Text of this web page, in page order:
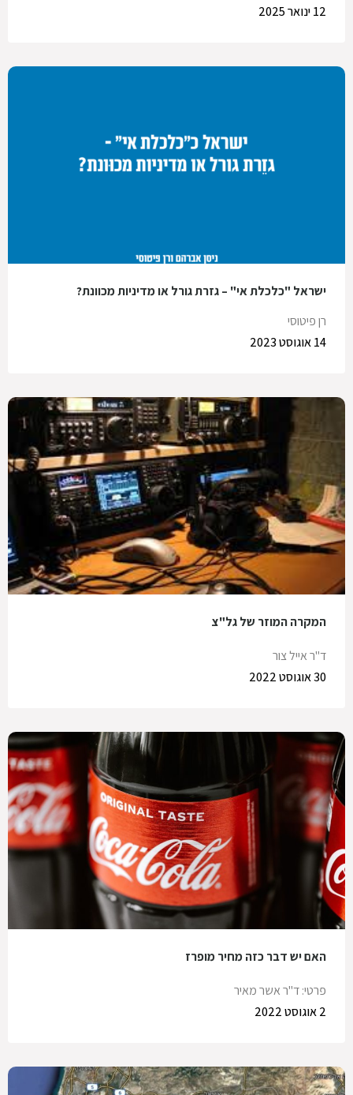
12 ינואר 2025
ישראל "כלכלת אי" – גזרת גורל או מדיניות מכוונת?
רן פיטוסי
14 אוגוסט 2023
המקרה המוזר של גל"צ
ד"ר אייל צור
30 אוגוסט 2022
האם יש דבר כזה מחיר מופרז
פרטי: ד"ר אשר מאיר
2 אוגוסט 2022